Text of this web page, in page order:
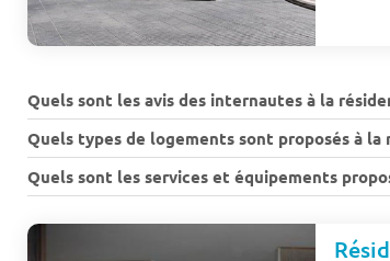
Quels sont les avis des internautes à la
Quels types de logements sont proposés à
Quels sont les services et équipements